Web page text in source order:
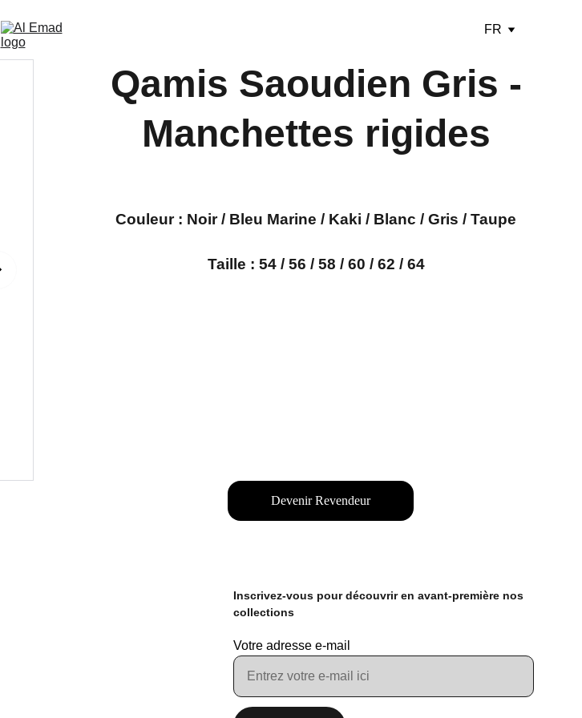
FR
Qamis Saoudien Gris -
Manchettes rigides
Couleur : Noir / Bleu Marine / Kaki / Blanc / Gris / Taupe
Taille : 54 / 56 / 58 / 60 / 62 / 64
Devenir Revendeur
Inscrivez-vous pour découvrir en avant-première nos
collections
Votre adresse e-mail